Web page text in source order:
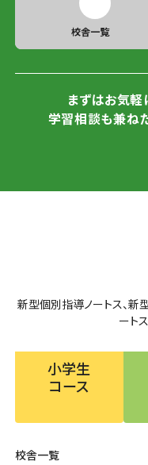
校舎一覧
まずはお気軽
学習相談も兼ね
新型個別指導ノートス、新
ート
小学生
コース
校舎一覧